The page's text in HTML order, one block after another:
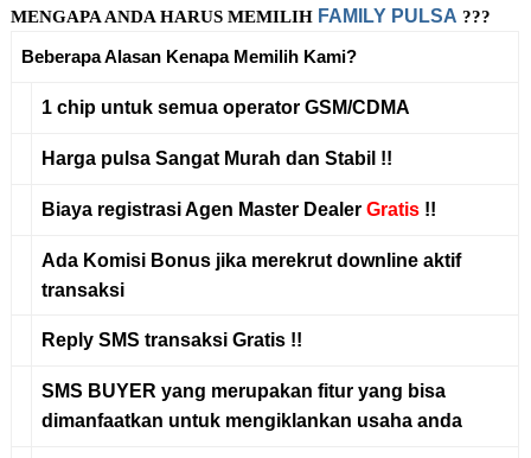
MENGAPA ANDA HARUS MEMILIH FAMILY PULSA ???
Beberapa Alasan Kenapa Memilih Kami?
1 chip untuksemua operator GSM/CDMA
Harga pulsaSangat Murah danStabil !!
Biaya registrasiAgen Master Dealer Gratis !!
Ada Komisi Bonus jika merekrut downline aktif
transaksi
Reply SMS transaksiGratis !!
SMS BUYER yang merupakan fitur yang bisa
dimanfaatkan untuk mengiklankan usaha anda